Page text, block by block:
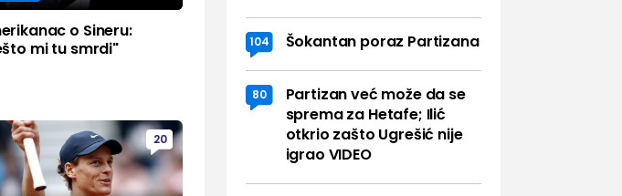
o Sineru:
mi tu smrdi"
20
104 Šokantan poraz Partizana
80
Partizan već može da se
sprema za Hetafe; Ilić
otkrio zašto Ugrešić nije
igrao VIDEO